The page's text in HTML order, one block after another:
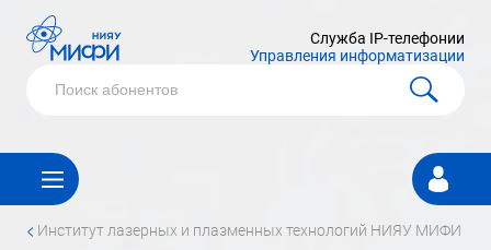
Служба IP-телефонии
Управления информатизации
Личный
кабинет
< институт лазерных и плазменных технологий НИЯУ МИФИ